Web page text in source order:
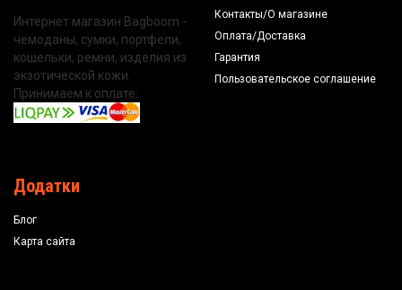
Интернет магазин Bagboom -
чемоданы, сумки, портфели,
кошельки, ремни, изделия из
экзотической кожи.
Принимаем к оплате:
Контакты/О магазине
Оплата/Доставка
Гарантия
Пользовательское соглашение
Додатки
Блог
Карта сайта